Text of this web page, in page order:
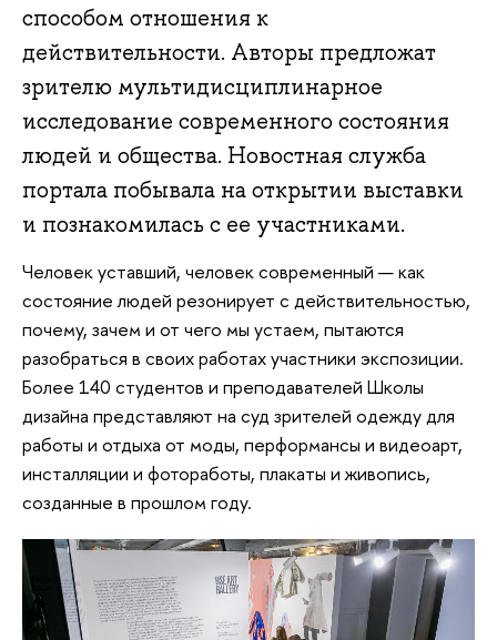
способом отношения к
действительности. Авторы предложат
зрителю мультидисциплинарное
исследование современного состояния
людей и общества. Новостная служба
портала побывала на открытии выставки
и познакомилась с ее участниками.
Человек уставший, человек современный — как
состояние людей резонирует с действительностью,
почему, зачем и от чего мы устаем, пытаются
разобраться в своих работах участники экспозиции.
Более 140 студентов и преподавателей Школы
дизайна представляют на суд зрителей одежду для
работы и отдыха от моды, перформансы и видеоарт,
инсталляции и фотоработы, плакаты и живопись,
созданные в прошлом году.